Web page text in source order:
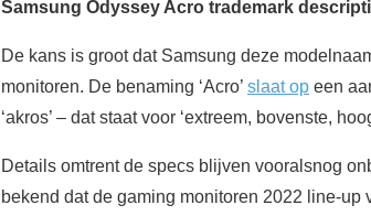
Samsung Odyssey Acro trademark
De kans is groot dat Samsung deze
monitoren. De benaming ‘Acro’ slaat op een
‘akros’ – dat staat voor ‘extreem, bovenste,
Details omtrent de specs blijven vooralsnog
bekend dat de gaming monitoren 2022 line-